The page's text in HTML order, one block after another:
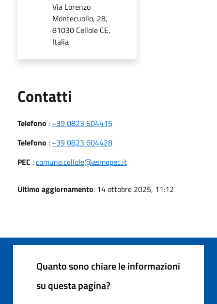
Via Lorenzo
Montecuollo, 28,
81030 Cellole CE,
Italia
Contatti
Telefono : +39 0823 604415
Telefono : +39 0823 604428
PEC :comune.cellole@asmepec.it
Ultimo aggiornamento: 14 ottobre 2025, 11:12
Quanto sono chiare le informazioni
su questa pagina?